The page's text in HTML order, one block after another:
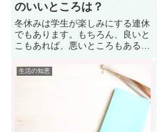
のいいところは？
冬休みは学生が楽しみにする連休
でもあります。もちろん、良いと
こもあれば、悪いところもあるで
ころと悪いところ」と「冬休みと
夏休みとの違い」について知りた
がっている学生も多い。では、冬
休み良いところと悪いところはど
んなことがあるのか？ここでは、
メリットデメリットについて紹介
生活の知恵